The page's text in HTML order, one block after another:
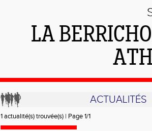
LA
ACTUALITÉS
1 actualité(s) trouvée(s) | Page 1/1